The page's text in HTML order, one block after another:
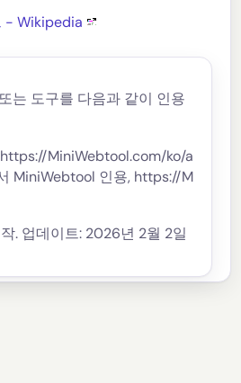
- Wikipedia
는 도구를 다음과 같이 인용
MiniWebtool.com/ko/a
MiniWebtool 인용, https://M
. 업데이트: 2026년 2월 2일